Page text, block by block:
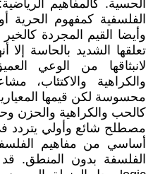
الحسية. كالمفاهيم
الفلسفية كمفهوم الحرية
وأيضا القيم المجردة
تعلقها الشديد بالحاسة إلا
لانبثاقها من الوعي
والكراهية والاكتئاب،
محسوسة لكن قيمها
كالحب والكراهية والحزن
مصطلح شائع وأولي يتردد
أساسي من مفاهيم